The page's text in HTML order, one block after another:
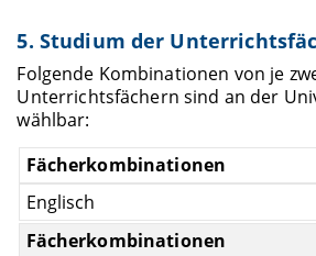
5. Studium der
Folgende Kombinationen von je
Unterrichtsfächern sind an der
wählbar:
Englisch